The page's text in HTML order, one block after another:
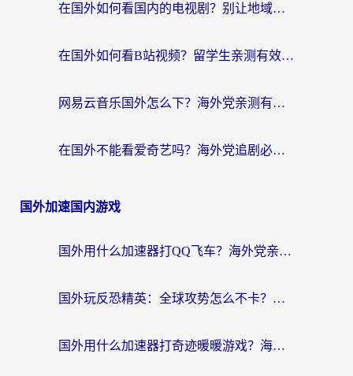
在国外如何看国内的电视剧？别让地域限制成为追剧路上的绊脚石
在国外如何看B站视频？留学生亲测有效的回国加速器选择指南
网易云音乐国外怎么下？海外党亲测有效的回国加速器指南
在国外不能看爱奇艺吗？海外党追剧必看的回国加速器选择指南
国外加速国内游戏
国外用什么加速器打QQ飞车？海外党亲测有效的国服游戏加速指南
国外玩反恐精英：全球攻势怎么不卡？老玩家亲测的加速器选择指南
国外用什么加速器打奇迹暖暖游戏？海外党国服手游畅玩全攻略（附3款热门游戏实测）